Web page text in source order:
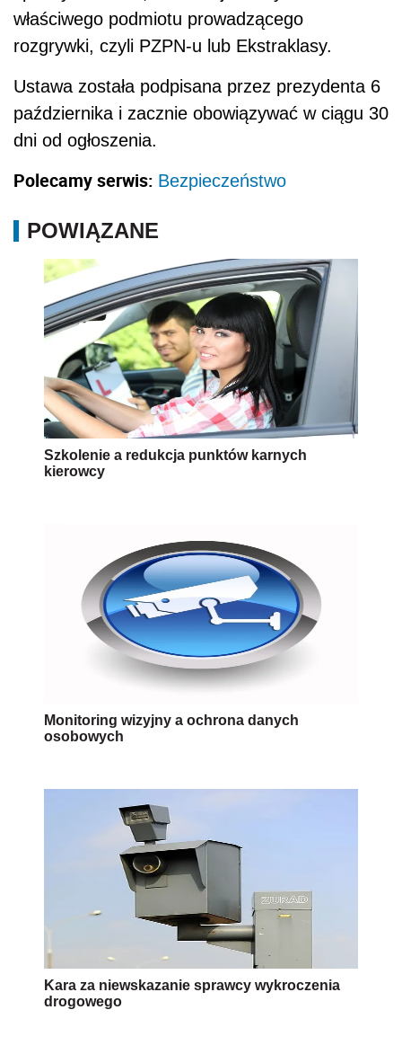
właściwego podmiotu prowadzącego
rozgrywki, czyli PZPN-u lub Ekstraklasy.
Ustawa została podpisana przez prezydenta 6
października i zacznie obowiązywać w ciągu 30
dni od ogłoszenia.
Polecamy serwis: Bezpieczeństwo
POWIĄZANE
Szkolenie a redukcja punktów karnych
kierowcy
Monitoring wizyjny a ochrona danych
osobowych
Kara za niewskazanie sprawcy wykroczenia
drogowego